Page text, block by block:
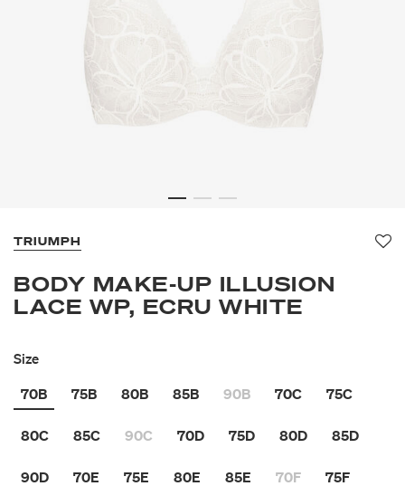
TRIUMPH
BODY MAKE-UP ILLUSION
LACE WP, ECRU WHITE
Size
70B
75B 80B 85B 90B 70C 75C
80C 85C 90C 70D 75D 80D 85D
90D 70E 75E 80E 85E 70F 75F